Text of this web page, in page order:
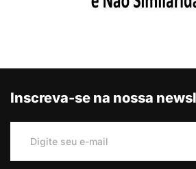
Inscreva-se na nossa